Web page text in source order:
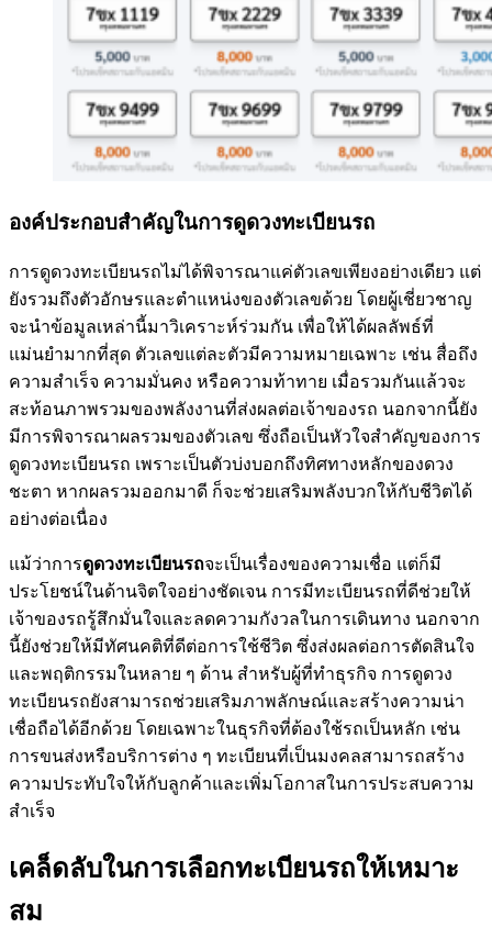
องค์ประกอบสำคัญในการดูดวงทะเบียนรถ
การดูดวงทะเบียนรถไม่ได้พิจารณาแค่ตัวเลขเพียงอย่างเดียว แต่
ยังรวมถึงตัวอักษรและตำแหน่งของตัวเลขด้วย โดยผู้เชี่ยวชาญ
จะนำข้อมูลเหล่านี้มาวิเคราะห์ร่วมกัน เพื่อให้ได้ผลลัพธ์ที่
แม่นยำมากที่สุด ตัวเลขแต่ละตัวมีความหมายเฉพาะ เช่น สื่อถึง
ความสำเร็จ ความมั่นคง หรือความท้าทาย เมื่อรวมกันแล้วจะ
สะท้อนภาพรวมของพลังงานที่ส่งผลต่อเจ้าของรถ นอกจากนี้ยัง
มีการพิจารณาผลรวมของตัวเลข ซึ่งถือเป็นหัวใจสำคัญของการ
ดูดวงทะเบียนรถ เพราะเป็นตัวบ่งบอกถึงทิศทางหลักของดวง
ชะตา หากผลรวมออกมาดี ก็จะช่วยเสริมพลังบวกให้กับชีวิตได้
อย่างต่อเนื่อง
แม้ว่าการดูดวงทะเบียนรถจะเป็นเรื่องของความเชื่อ แต่ก็มี
ประโยชน์ในด้านจิตใจอย่างชัดเจน การมีทะเบียนรถที่ดีช่วยให้
เจ้าของรถรู้สึกมั่นใจและลดความกังวลในการเดินทาง นอกจาก
นี้ยังช่วยให้มีทัศนคติที่ดีต่อการใช้ชีวิต ซึ่งส่งผลต่อการตัดสินใจ
และพฤติกรรมในหลาย ๆ ด้าน สำหรับผู้ที่ทำธุรกิจ การดูดวง
ทะเบียนรถยังสามารถช่วยเสริมภาพลักษณ์และสร้างความน่า
เชื่อถือได้อีกด้วย โดยเฉพาะในธุรกิจที่ต้องใช้รถเป็นหลัก เช่น
การขนส่งหรือบริการต่าง ๆ ทะเบียนที่เป็นมงคลสามารถสร้าง
ความประทับใจให้กับลูกค้าและเพิ่มโอกาสในการประสบความ
สำเร็จ
เคล็ดลับในการเลือกทะเบียนรถให้เหมาะ
สม